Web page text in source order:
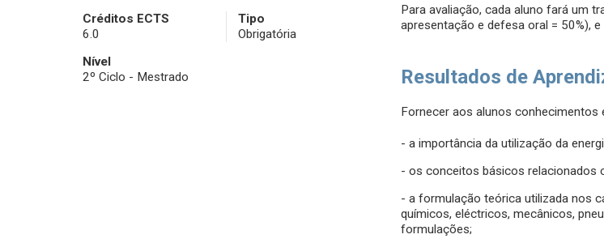
Créditos ECTS
6.0
Tipo
Obrigatória
Nível
2º Ciclo - Mestrado
Para avaliação, cada aluno fará um
apresentação e defesa oral = 50%),
Resultados de
Fornecer aos alunos
- a importância da utilização da
- os conceitos básicos relacionados
- a formulação teórica utilizada nos
químicos, eléctricos, mecânicos,
formulações;